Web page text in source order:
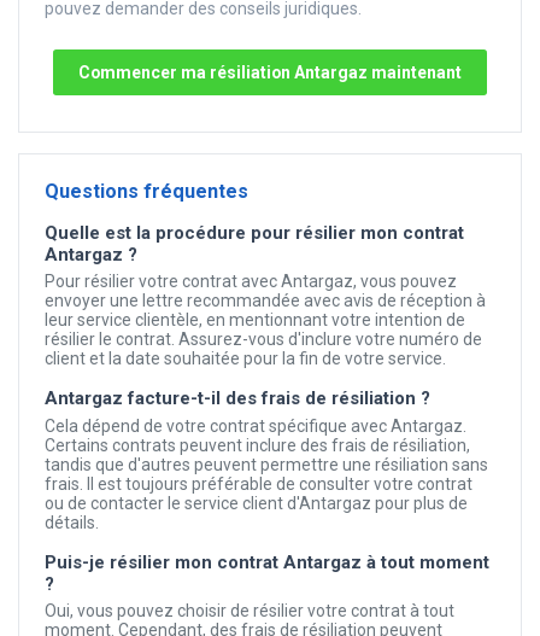
pouvez demander des conseils juridiques.
Commencer ma résiliation Antargaz maintenant
Questions fréquentes
Quelle est la procédure pour résilier mon contrat
Antargaz ?
Pour résilier votre contrat avec Antargaz, vous pouvez
envoyer une lettre recommandée avec avis de réception à
leur service clientèle, en mentionnant votre intention de
résilier le contrat. Assurez-vous d'inclure votre numéro de
client et la date souhaitée pour la fin de votre service.
Antargaz facture-t-il des frais de résiliation ?
Cela dépend de votre contrat spécifique avec Antargaz.
Certains contrats peuvent inclure des frais de résiliation,
tandis que d'autres peuvent permettre une résiliation sans
frais. Il est toujours préférable de consulter votre contrat
ou de contacter le service client d'Antargaz pour plus de
détails.
Puis-je résilier mon contrat Antargaz à tout moment
?
Oui, vous pouvez choisir de résilier votre contrat à tout
moment. Cependant, des frais de résiliation peuvent